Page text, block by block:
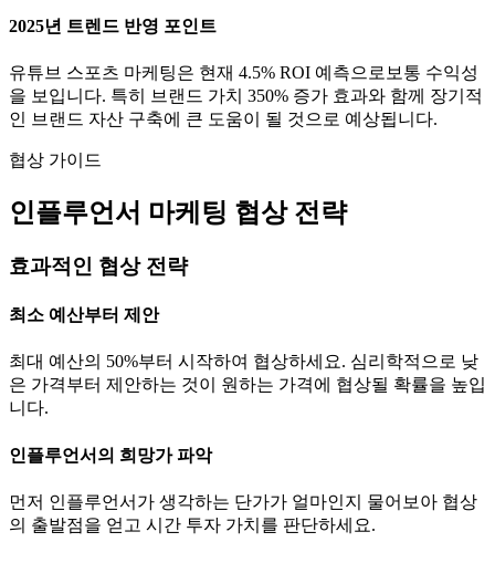
2025년 트렌드 반영 포인트
유튜브 스포츠 마케팅은 현재 4.5% ROI 예측으로 보통 수익성
을 보입니다. 특히 브랜드 가치 350% 증가 효과와 함께 장기적
인 브랜드 자산 구축에 큰 도움이 될 것으로 예상됩니다.
협상 가이드
인플루언서 마케팅 협상 전략
효과적인 협상 전략
최소 예산부터 제안
최대 예산의 50%부터 시작하여 협상하세요. 심리학적으로 낮
은 가격부터 제안하는 것이 원하는 가격에 협상될 확률을 높입
니다.
인플루언서의 희망가 파악
먼저 인플루언서가 생각하는 단가가 얼마인지 물어보아 협상
의 출발점을 얻고 시간 투자 가치를 판단하세요.